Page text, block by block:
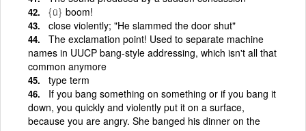
{ü} boom!
close violently; "He slammed the door shut"
The exclamation point! Used to separate machine
names in UUCP bang-style addressing, which isn't all that
common anymore
type term
If you bang something on something or if you bang it
down, you quickly and violently put it on a surface,
because you are angry. She banged his dinner on the